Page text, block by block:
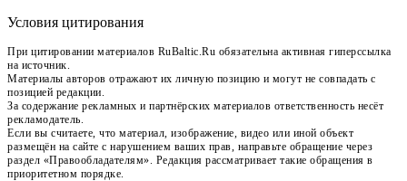
Условия цитирования
При цитировании материалов RuBaltic.Ru обязательна активная гиперссылка
на источник.
Материалы авторов отражают их личную позицию и могут не совпадать с
позицией редакции.
За содержание рекламных и партнёрских материалов ответственность несёт
рекламодатель.
Если вы считаете, что материал, изображение, видео или иной объект
размещён на сайте с нарушением ваших прав, направьте обращение через
раздел «Правообладателям». Редакция рассматривает такие обращения в
приоритетном порядке.